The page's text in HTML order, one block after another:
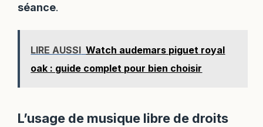
séance.
LIRE AUSSI Watch audemars piguet royal
oak : guide complet pour bien choisir
L’usage de musique libre de droits